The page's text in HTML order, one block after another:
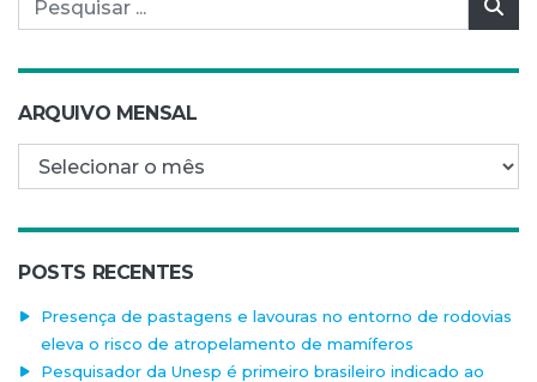
ARQUIVO MENSAL
Arquivo mensal
POSTS RECENTES
Presença de pastagens e lavouras no entorno de rodovias
eleva o risco de atropelamento de mamíferos
Pesquisador da Unesp é primeiro brasileiro indicado ao